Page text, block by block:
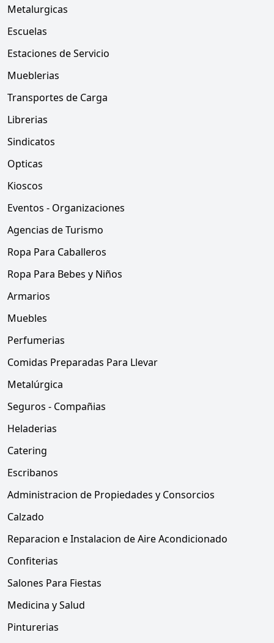
Metalurgicas
Escuelas
Estaciones de Servicio
Mueblerias
Transportes de Carga
Librerias
Sindicatos
Opticas
Kioscos
Eventos - Organizaciones
Agencias de Turismo
Ropa Para Caballeros
Ropa Para Bebes y Niños
Armarios
Muebles
Perfumerias
Comidas Preparadas Para Llevar
Metalúrgica
Seguros - Compañias
Heladerias
Catering
Escribanos
Administracion de Propiedades y Consorcios
Calzado
Reparacion e Instalacion de Aire Acondicionado
Confiterias
Salones Para Fiestas
Medicina y Salud
Pinturerias